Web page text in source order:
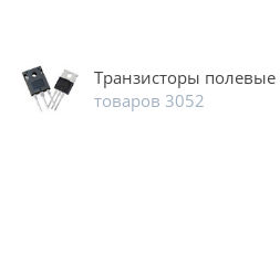
Транзисторы полевые
товаров 3052